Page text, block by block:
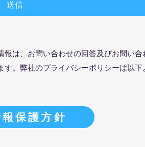
送信
報は、お問い合わせの回答及びお問い合
。弊社のプライバシーポリシーは以下
保護方針